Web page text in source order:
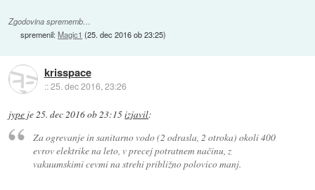
Zgodovina sprememb…
spremenil:Magic1 (25. dec 2016 ob 23:25)
krisspace
::25. dec 2016, 23:26
jype je25. dec 2016 ob 23:15izjavil:
Za ogrevanje in sanitarno vodo (2 odrasla, 2 otroka) okoli 400
evrov elektrike na leto, v precej potratnem načinu, z
vakuumskimi cevmi na strehi približno polovico manj.